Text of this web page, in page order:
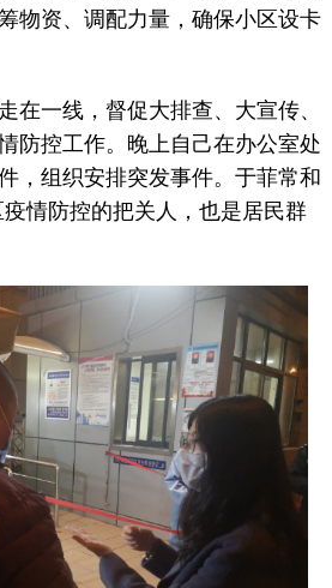
物资、调配力量，确保小区设卡
一线，督促大排查、大宣传、
防控工作。晚上自己在办公室处
，组织安排突发事件。于菲常和
疫情防控的把关人，也是居民群